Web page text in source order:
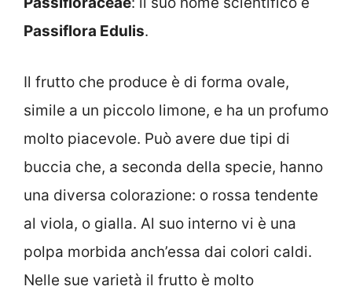
Passiflora Edulis.
Il frutto che produce è di forma ovale,
simile a un piccolo limone, e ha un profumo
molto piacevole. Può avere due tipi di
buccia che, a seconda della specie, hanno
una diversa colorazione: o rossa tendente
al viola, o gialla. Al suo interno vi è una
polpa morbida anch’essa dai colori caldi.
Nelle sue varietà il frutto è molto